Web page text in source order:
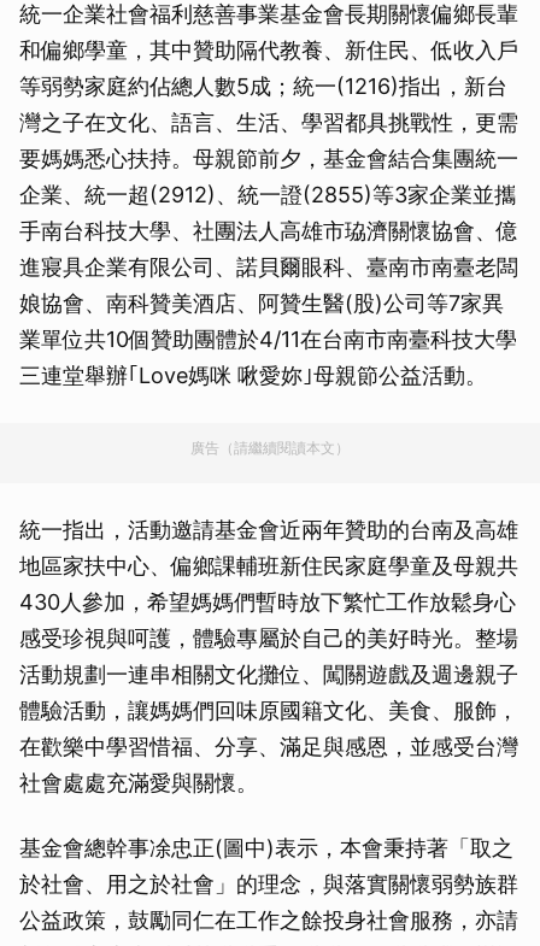
統一企業社會福利慈善事業基金會長期關懷偏鄉長輩
和偏鄉學童，其中贊助隔代教養、新住民、低收入戶
等弱勢家庭約佔總人數5成；統一(1216)指出，新台
灣之子在文化、語言、生活、學習都具挑戰性，更需
要媽媽悉心扶持。母親節前夕，基金會結合集團統一
企業、統一超(2912)、統一證(2855)等3家企業並攜
手南台科技大學、社團法人高雄市珕濟關懷協會、億
進寢具企業有限公司、諾貝爾眼科、臺南市南臺老闆
娘協會、南科贊美酒店、阿贊生醫(股)公司等7家異
業單位共10個贊助團體於4/11在台南市南臺科技大學
三連堂舉辦｢Love媽咪 啾愛妳｣母親節公益活動。
廣告（請繼續閱讀本文）
統一指出，活動邀請基金會近兩年贊助的台南及高雄
地區家扶中心、偏鄉課輔班新住民家庭學童及母親共
430人參加，希望媽媽們暫時放下繁忙工作放鬆身心
感受珍視與呵護，體驗專屬於自己的美好時光。整場
活動規劃一連串相關文化攤位、闖關遊戲及週邊親子
體驗活動，讓媽媽們回味原國籍文化、美食、服飾，
在歡樂中學習惜福、分享、滿足與感恩，並感受台灣
社會處處充滿愛與關懷。
基金會總幹事凃忠正(圖中)表示，本會秉持著「取之
於社會、用之於社會」的理念，與落實關懷弱勢族群
公益政策，鼓勵同仁在工作之餘投身社會服務，亦請